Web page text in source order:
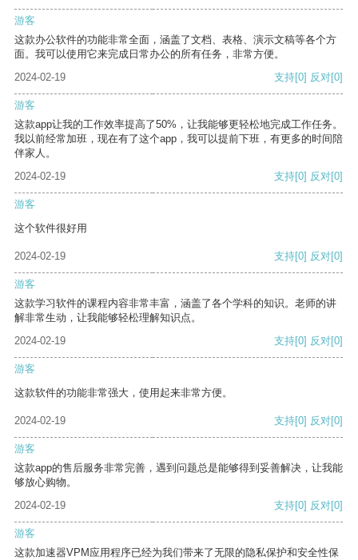
游客
这款办公软件的功能非常全面，涵盖了文档、表格、演示文稿等各个方
面。我可以使用它来完成日常办公的所有任务，非常方便。
2024-02-19
支持[0] 反对[0]
游客
这款app让我的工作效率提高了50%，让我能够更轻松地完成工作任务。
我以前经常加班，现在有了这个app，我可以提前下班，有更多的时间陪
伴家人。
2024-02-19
支持[0] 反对[0]
游客
这个软件很好用
2024-02-19 支持[0] 反对[0]
游客
这款学习软件的课程内容非常丰富，涵盖了各个学科的知识。老师的讲
解非常生动，让我能够轻松理解知识点。
2024-02-19
支持[0] 反对[0]
游客
这款软件的功能非常强大，使用起来非常方便。
2024-02-19 支持[0] 反对[0]
游客
这款app的售后服务非常完善，遇到问题总是能够得到妥善解决，让我能
够放心购物。
2024-02-19
支持[0] 反对[0]
游客
这款加速器VPM应用程序已经为我们带来了无限的隐私保护和安全性保